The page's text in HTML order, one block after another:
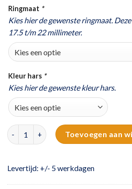
Ringmaat *
Kies hier de gewenste ringmaat.
17.5 t/m 22 millimeter.
Kleur hars *
Kies hier de gewenste kleur hars.
Zilveren zegelring met as en
Toevoegen aan
Levertijd: +/- 5 werkdagen